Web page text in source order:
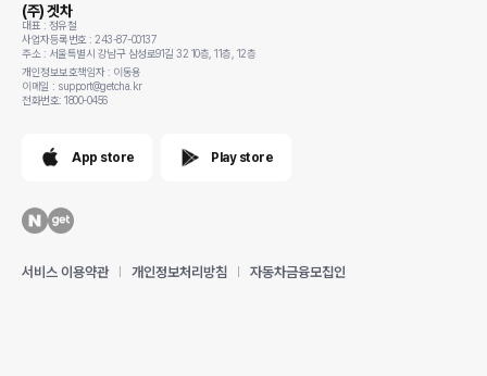
(주) 겟차
대표 : 정유철
사업자등록번호 : 243-87-00137
주소 : 서울특별시 강남구 삼성로91길 32 10층, 11층, 12층
개인정보보호책임자 : 이동용
이메일 : support@getcha.kr
전화번호: 1800-0456
App store Play store
서비스 이용약관 개인정보처리방침 자동차금융모집인